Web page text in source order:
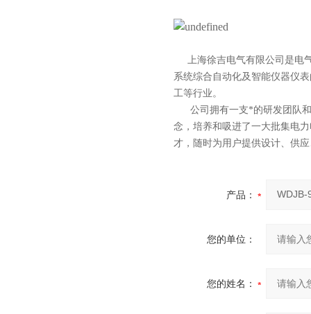
上海徐吉电气有限公司 是电
系统综合自动化及智能仪器仪表
工等行业。
公司拥有一支*的研发团队和
念，培养和吸进了一大批集电
才，随时为用户提供设计、供
产品：
您的单位：
您的姓名：